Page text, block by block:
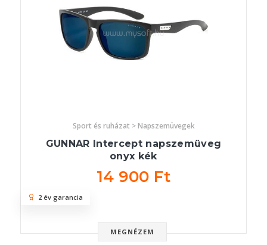
Sport és ruházat > Napszemüvegek
GUNNAR Intercept napszemüveg
onyx kék
14 900 Ft
MEGNÉZEM
2 év garancia